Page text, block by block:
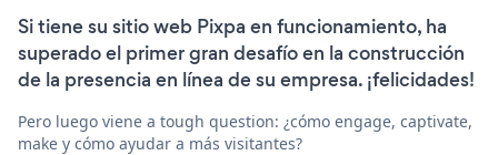
Si tiene su sitio web Pixpa en funcionamiento, ha
superado el primer gran desafío en la construcción
de la presencia en línea de su empresa. ¡felicidades!
Pero luego viene a tough question: ¿cómo engage, captivate,
make y cómo ayudar a más visitantes?